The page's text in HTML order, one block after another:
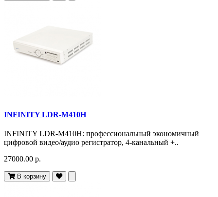
INFINITY LDR-M410H
INFINITY LDR-M410H: профессиональный экономичный
цифровой видео/аудио регистратор, 4-канальный +..
27000.00 р.
В корзину